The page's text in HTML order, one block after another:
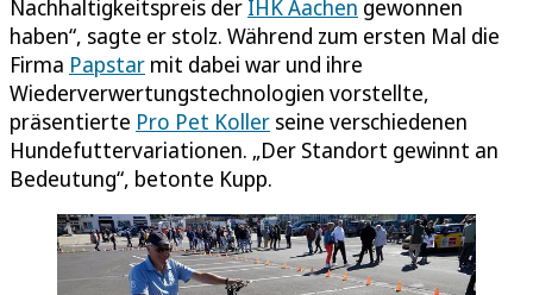
Nachhaltigkeitspreis der IHK Aachen gewonnen
haben“, sagte er stolz. Während zum ersten Mal die
Firma Papstar mit dabei war und ihre
Wiederverwertungstechnologien vorstellte,
präsentierte Pro Pet Koller seine verschiedenen
Hundefuttervariationen. „Der Standort gewinnt an
Bedeutung“, betonte Kupp.